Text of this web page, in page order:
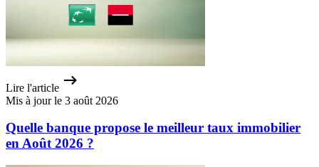
Lire l'article
Mis à jour le 3 août 2026
Quelle banque propose le meilleur taux immobilier
en Août 2026 ?